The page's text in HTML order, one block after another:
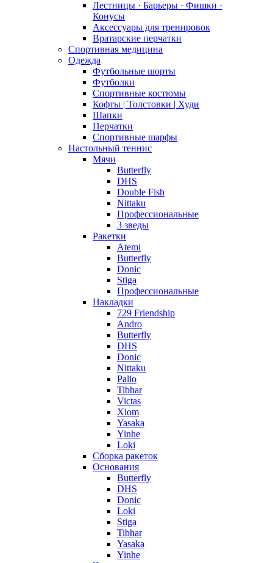
Лестницы · Барьеры · Фишки ·
Конусы
Аксессуары для тренировок
Вратарские перчатки
Спортивная медицина
Одежда
Футбольные шорты
Футболки
Спортивные костюмы
Кофты | Толстовки | Худи
Шапки
Перчатки
Спортивные шарфы
Настольный теннис
Мячи
Butterfly
DHS
Double Fish
Nittaku
Профессиональные
3 зведы
Ракетки
Atemi
Butterfly
Donic
Stiga
Профессиональные
Накладки
729 Friendship
Andro
Butterfly
DHS
Donic
Nittaku
Palio
Tibhar
Victas
Xiom
Yasaka
Yinhe
Loki
Сборка ракеток
Основания
Butterfly
DHS
Donic
Loki
Stiga
Tibhar
Yasaka
Yinhe